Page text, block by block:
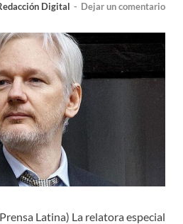
Digital - Dejar un comentario
Latina) La relatora especial